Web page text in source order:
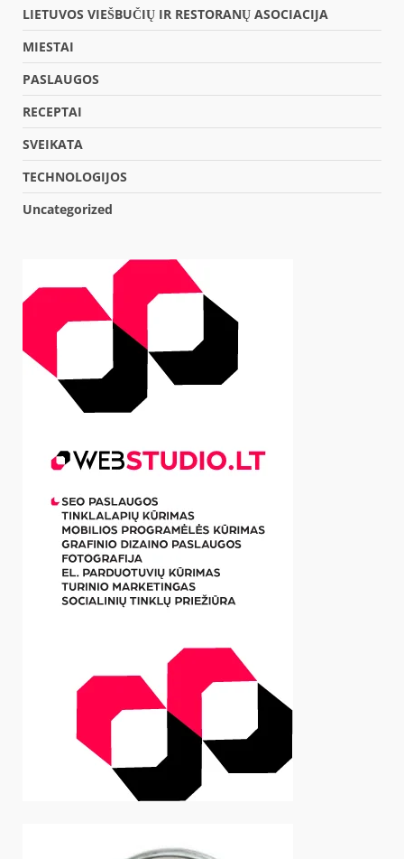
LIETUVOS VIEŠBUČIŲ IR RESTORANŲ ASOCIACIJA
MIESTAI
PASLAUGOS
RECEPTAI
SVEIKATA
TECHNOLOGIJOS
Uncategorized